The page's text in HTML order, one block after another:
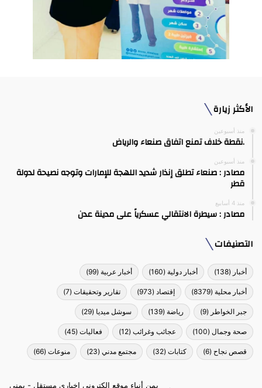
الأكثر زيارة
منذ أسبوعين
.نقطة خلاف تمنع اتفاق صنعاء والرياض
منذ أسبوعين
مصادر : صنعاء تطلق إنذار شديد اللهجة للإمارات وتوجه نصيحة لدولة
قطر
منذ 4 أسابيع
مصادر : سيطرة الانتقالي عسكرياً على مدينة عدن
التصنيفات
أخبار (138) أخبار دولية (160) أخبار عربية (99)
أخبار محلية (8379) إقتصاد (973) تقارير وتحقيقات (7)
جبر الخواطر (9) رياضة (139) سوشل ميديا (29)
صحة وجمال (100) عجائب وغرائب (12) فعاليات (45)
قصص نجاح (6) كتابات (32) مجتمع مدني (23) منوعات (66)
يمن أنباء موقع الكتروني إخباري مستقل - يمني